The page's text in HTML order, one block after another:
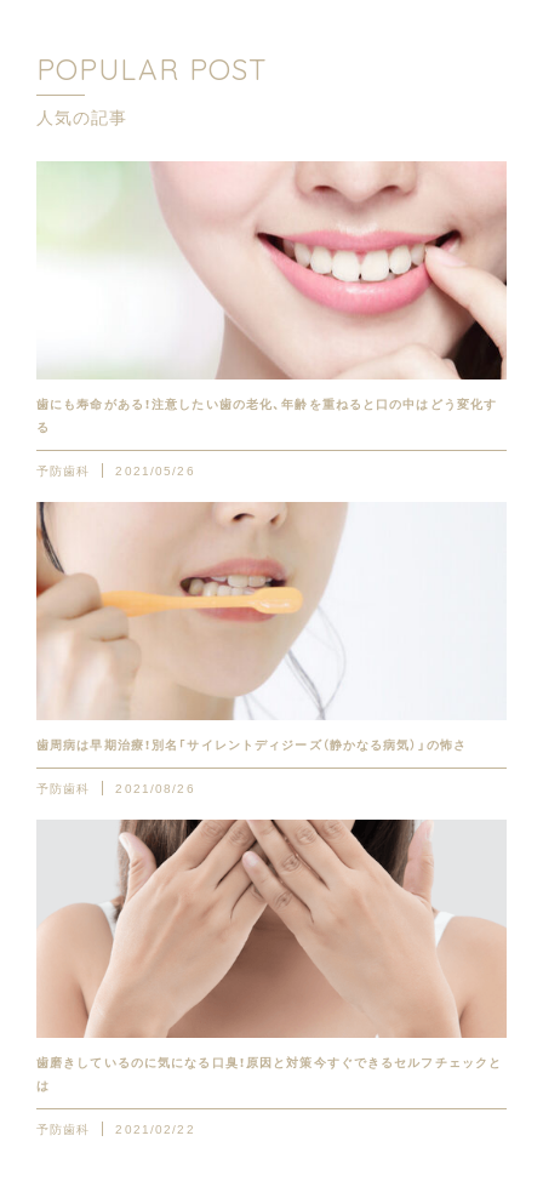
POPULAR POST
人気の記事
歯にも寿命がある！注意したい歯の老化、年齢を重ねると口の中はどう変化す
る
予防歯科 2021/05/26
歯周病は早期治療！別名「サイレントディジーズ（静かなる病気）」の怖さ
予防歯科 2021/08/26
歯磨きしているのに気になる口臭！原因と対策今すぐできるセルフチェックと
は
予防歯科 2021/02/22